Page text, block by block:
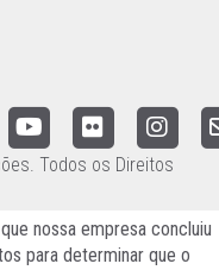
Todos os Direitos